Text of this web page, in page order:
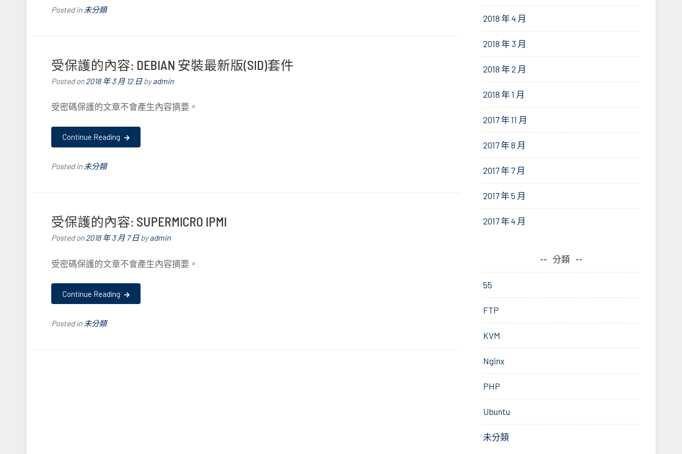
Posted in 未分類
受保護的內容: DEBIAN 安裝最新版(SID)套件
Posted on 2018 年 3 月 12 日byadmin
受密碼保護的文章不會產生內容摘要。
Continue Reading
Posted in 未分類
受保護的內容: SUPERMICRO IPMI
Posted on2018 年 3 月 7 日byadmin
受密碼保護的文章不會產生內容摘要。
Continue Reading
Posted in 未分類
2018 年 4 月
2018 年 3 月
2018 年 2 月
2018 年 1 月
2017 年 11 月
2017 年 8 月
2017 年 7 月
2017 年 5 月
2017 年 4 月
分類
55
FTP
KVM
Nginx
PHP
Ubuntu
未分類